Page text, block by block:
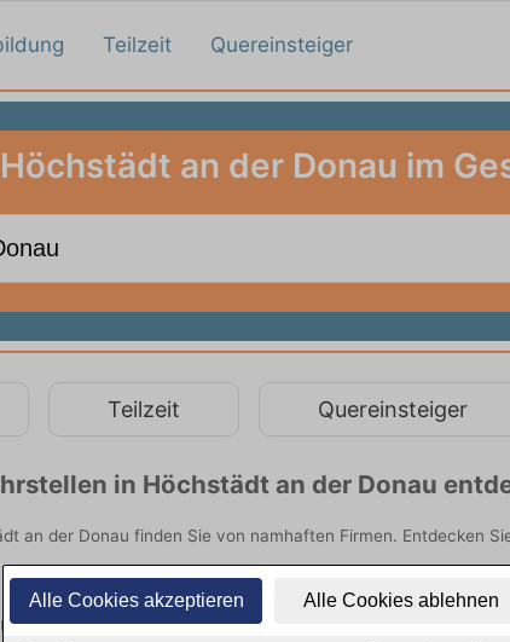
Alle Cookies akzeptieren Alle Cookies ablehnen
Teilzeit Quereinsteiger
an der Donau im
Teilzeit Quereinsteiger
in Höchstädt an der Donau
an der Donau finden Sie von namhaften Firmen. Entdecken
im Gesundheitswesen: Aktuell gibt es